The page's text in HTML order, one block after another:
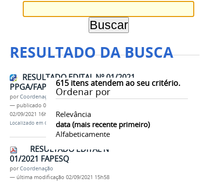
RESULTADO DA BUSCA
615itens atendem ao seu critério.
Ordenar por
Relevância
data (mais recente primeiro)
Alfabeticamente
RESULTADO EDITAL Nº 01/2021
PPGA/FAPESQ
porCoordenação
— publicado 02/09/2021
02/09/2021 16h11
Localizado em Contents / Notícias
RESULTADO EDITAL Nº
01/2021 FAPESQ
porCoordenação
— última modificação 02/09/2021 15h58